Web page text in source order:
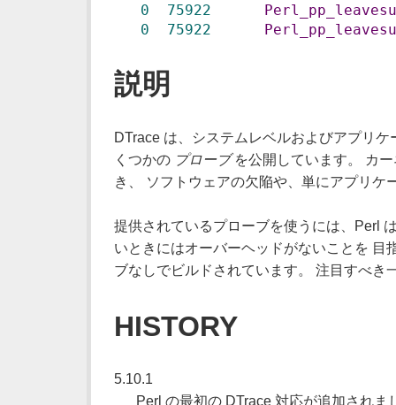
0
75922
0
75922
説明
DTrace は、システムレベルおよびアプリ
くつかの プローブを公開しています。 カ
き、 ソフトウェアの欠陥や、単にアプリケ
提供されているプローブを使うには、Perl
いときにはオーバーヘッドがないことを 目
ブなしでビルドされています。 注目すべき
HISTORY
5.10.1
Perl の最初の DTrace 対応が追加されま